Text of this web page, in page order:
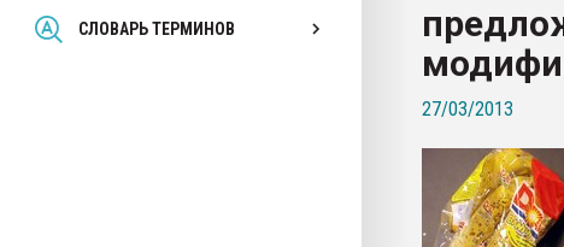
СЛОВАРЬ ТЕРМИНОВ
Всё, что касается выдува
бутылок
ПЕРЕЙТИ НА
27/03/2013